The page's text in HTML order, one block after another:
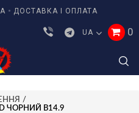
ДОСТАВКА І ОПЛАТА
UA 0
ЧОРНИЙ В14.9